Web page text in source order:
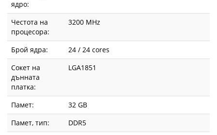
Mystic
Light,
Win11Home,
40
Liter
9S6-
B942111-
ядро:
Честота на
процесора:
3200 MHz
Брой ядра:
24 / 24 cores
Сокет на
дънната
платка:
LGA1851
Памет:
32 GB
Памет, тип:
DDR5